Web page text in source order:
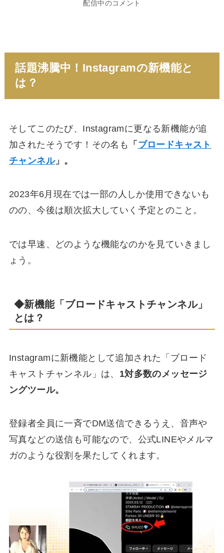
配信中のコメント
話題沸騰中！Instagramの新機能と
は？
そしてこのたび、Instagramに更なる新機能が追
加されたそうです！その名も
「 ブロードキャスト
チャンネル」。
2023年6月現在では一部の人しか使用できないも
のの、今後は順次拡大していく予定とのこと。
では早速、どのような機能なのかを見ていきまし
ょう。
◆新機能「ブロードキャストチャンネル」
とは？
Instagramに新機能として追加された「ブロード
キャストチャンネル」は、 1対多数のメッセージ
ングツール。
登録者全員に一斉でDM送信できるうえ、音声や
写真などの送信も可能なので、公式LINEやメルマ
ガのような役割を果たしてくれます。